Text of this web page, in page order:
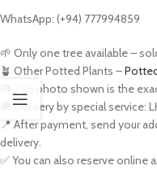
WhatsApp: (+94) 777994859
🌱 Only one tree available –
🪴 Other Potted Plants –
📷 The photo shown is the
🚚 Delivery by special service:
📍 After payment, send your
delivery.
✅ You can also reserve online